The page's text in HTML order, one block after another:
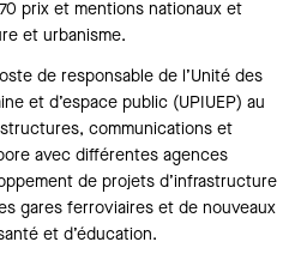
prix et mentions nationaux et
et urbanisme.
de responsable de l’Unité des
et d’espace public (UPIUEP) au
communications et
avec différentes agences
de projets d’infrastructure
gares ferroviaires et de nouveaux
et d’éducation.